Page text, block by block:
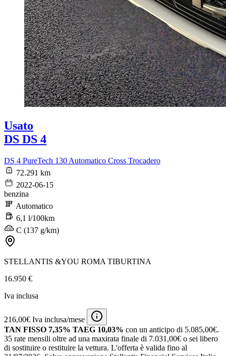
Usato
DS DS 4
DS 4 PureTech 130 Automatico Cross Trocadero
72.291 km
2022-06-15
benzina
Automatico
6,1 l/100km
C (137 g/km)
STELLANTIS &YOU ROMA TIBURTINA
16.950 €
Iva inclusa
216,00€ Iva inclusa/mese
TAN FISSO 7,35% TAEG 10,03% con un anticipo di 5.085,00€.
35 rate mensili oltre ad una maxirata finale di 7.031,00€ o sei libero
di sostituire o restituire la vettura. L'offerta è valida fino al